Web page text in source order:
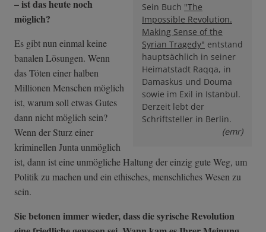
Sein Buch "The
Impossible Revolution.
Making Sense of the
Syrian Tragedy" entstand
hauptsächlich in seiner
Heimatstadt Raqqa, in
Damaskus und Douma
sowie im Exil in Istanbul.
Derzeit lebt der
Schriftsteller in Berlin.
(emr)
– ist das heute noch
möglich?
Es gibt nun einmal keine
banalen Lösungen. Wenn
das Töten einer halben
Millionen Menschen möglich
ist, warum soll etwas Gutes
dann nicht möglich sein?
Wenn der Sturz einer
kriminellen Junta unmöglich
ist, dann ist eine unmögliche Haltung der einzig gute Weg, um
Politik zu machen und ein ethisches, menschliches Wesen zu
sein.
Sie betonen immer wieder, dass die syrische Revolution